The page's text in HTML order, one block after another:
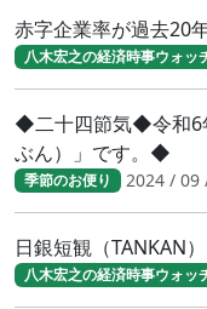
赤字企業率が過去20
八木宏之の経済時事ウォッ
◆二十四節気◆令和6
ぶん）」です。◆
季節のお便り 2024 / 09
日銀短観（TANKAN）
八木宏之の経済時事ウォッ